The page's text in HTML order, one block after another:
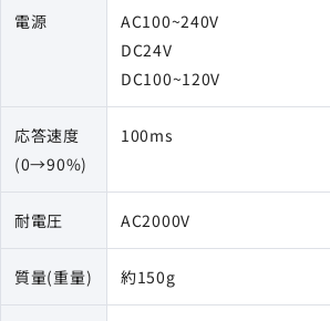
電源
AC100~240V
DC24V
DC100~120V
応答速度
(0→90%)
100ms
耐電圧 AC2000V
質量(重量) 約150g